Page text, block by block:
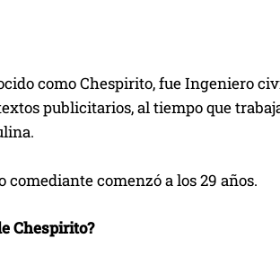
como Chespirito, fue Ingeniero
publicitarios, al tiempo que
comediante comenzó a los 29 años.
Chespirito?